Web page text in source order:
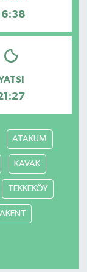
ATAKUM
KAVAK
TEKKEKÖY